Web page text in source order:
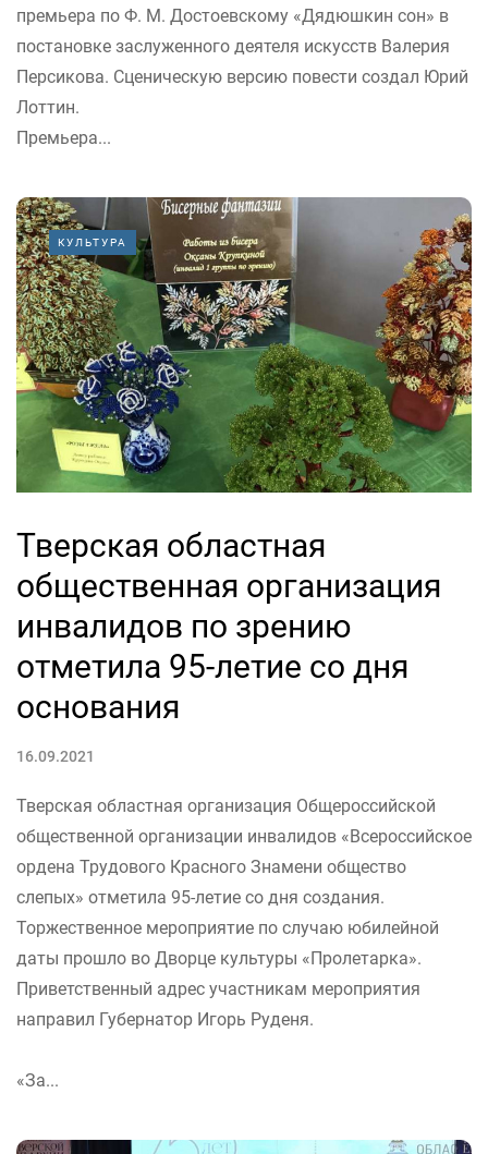
премьера по Ф. М. Достоевскому «Дядюшкин сон» в
постановке заслуженного деятеля искусств Валерия
Персикова. Сценическую версию повести создал Юрий
Лоттин.
Премьера...
КУЛЬТУРА
Тверская областная
общественная организация
инвалидов по зрению
отметила 95-летие со дня
основания
16.09.2021
Тверская областная организация Общероссийской
общественной организации инвалидов «Всероссийское
ордена Трудового Красного Знамени общество
слепых» отметила 95-летие со дня создания.
Торжественное мероприятие по случаю юбилейной
даты прошло во Дворце культуры «Пролетарка».
Приветственный адрес участникам мероприятия
направил Губернатор Игорь Руденя.
«За...